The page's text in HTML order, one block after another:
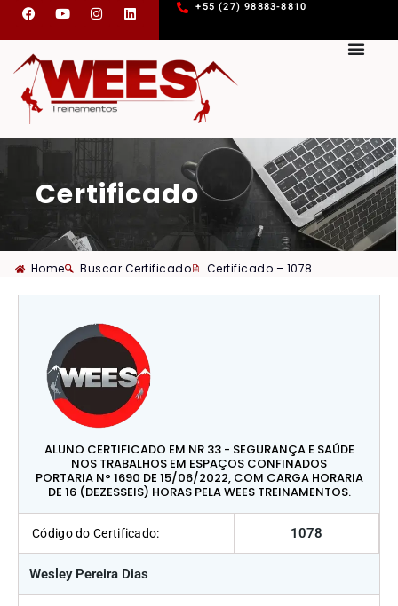
+55 (27) 98883-8810
Certificado
Home Buscar Certificado Certificado – 1078
ALUNO CERTIFICADO EM NR 33 - SEGURANÇA E SAÚDE
NOS TRABALHOS EM ESPAÇOS CONFINADOS
PORTARIA N° 1690 DE 15/06/2022, COM CARGA HORARIA
DE 16 (DEZESSEIS) HORAS PELA WEES TREINAMENTOS.
Código do Certificado: 1078
Wesley Pereira Dias